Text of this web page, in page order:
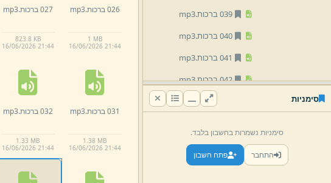
039 ברכות.
mp3
040 ברכות.
mp3
041 ברכות.
mp3
042 ברכות.
mp3
mp3
045 ברכות.
mp3
046 ברכות.
mp3
סימניות
סימניות נשמרות בחשבון בלבד.
התחבר פתח חשבון
026 ברכות. mp3
1 MB
16/06/2026 21:44
027 ברכות. mp3
823.8 KB
16/06/2026 21:44
031 ברכות. mp3
1.38 MB
16/06/2026 21:44
032 ברכות. mp3
1.33 MB
16/06/2026 21:44